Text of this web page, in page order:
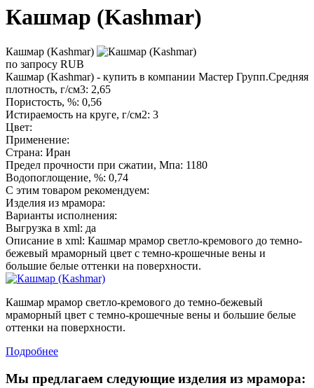
Кашмар (Kashmar)
Кашмар (Kashmar)
по запросу RUB
Кашмар (Kashmar) - купить в компании Мастер Групп.Средняя
плотность, г/см3: 2,65
Пористость, %: 0,56
Истираемость на круге, г/см2: 3
Цвет:
Применение:
Страна: Иран
Предел прочности при сжатии, Мпа: 1180
Водопоглощение, %: 0,74
С этим товаром рекомендуем:
Изделия из мрамора:
Варианты исполнения:
Выгрузка в xml: да
Описание в xml: Кашмар мрамор светло-кремового до темно-
бежевый мраморный цвет с темно-крошечные вены и
большие белые оттенки на поверхности.
Кашмар мрамор светло-кремового до темно-бежевый
мраморный цвет с темно-крошечные вены и большие белые
оттенки на поверхности.
Подробнее
Мы предлагаем следующие изделия из мрамора: